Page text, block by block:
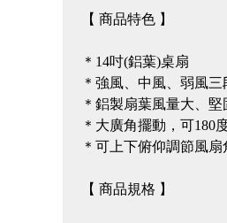
【 商品特色 】
＊14吋(鋁葉)桌扇
＊強風、中風、弱風
＊鋁製扇葉風量大、堅
＊大廣角擺動，可180
＊可上下俯仰調節風扇
【 商品規格 】